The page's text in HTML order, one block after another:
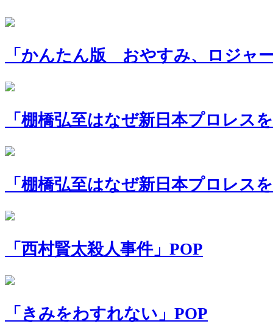
「かんたん版 おやすみ、ロジャ
「棚橋弘至はなぜ新日本プロレ
「棚橋弘至はなぜ新日本プロレ
「西村賢太殺人事件」POP
「きみをわすれない」POP